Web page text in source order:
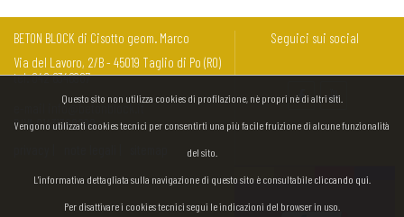
Lastrame grigio da
stuccare
Cubetti 6/8
BETON BLOCK di Cisotto geom. Marco
Via del Lavoro, 2/B - 45019 Taglio di Po (RO)
tel.042 6346987
info@betonblock.it
P.IVA 01431380292
Seguici sui social
Questo sito non utilizza cookies di profilazione, nè propri nè di altri siti.
Vengono utilizzati cookies tecnici per consentirti una più facile fruizione di alcune funzionalità
del sito.
L'informativa dettagliata sulla navigazione di questo sito è consultabile cliccando qui
Per disattivare i cookies tecnici segui le indicazioni del browser in uso.